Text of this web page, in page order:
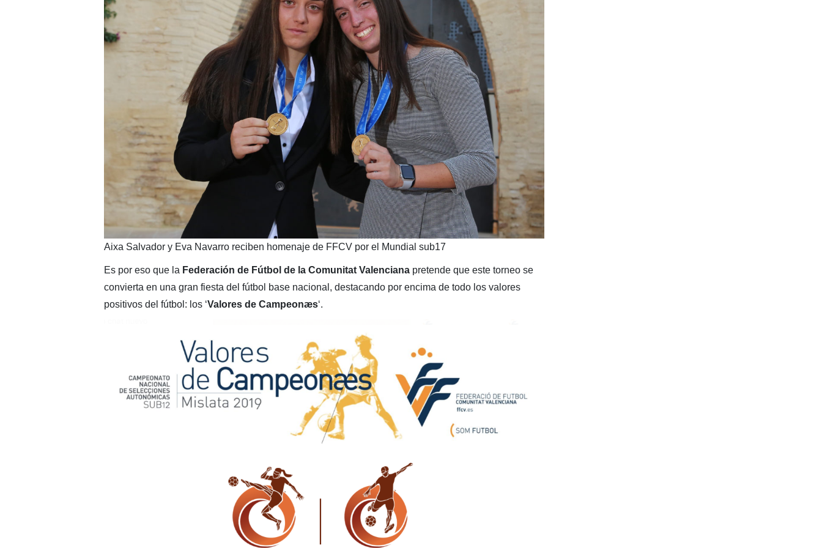
Aixa Salvador y Eva Navarro reciben homenaje de FFCV por el Mundial sub17
Es por eso que la Federación de Fútbol de la Comunitat Valencianapretende que este torneo se
convierta en una gran fiesta del fútbol base nacional, destacando por encima de todo los valores
positivos del fútbol: los ‘Valores de Campeonæs‘.